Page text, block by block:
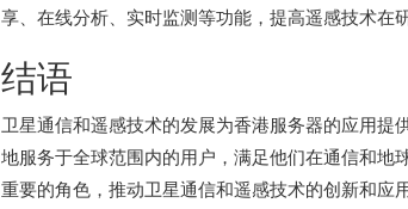
享、在线分析、实时监测等功能，提高遥感技术在
结语
卫星通信和遥感技术的发展为香港服务器的应用
地服务于全球范围内的用户，满足他们在通信和
重要的角色，推动卫星通信和遥感技术的创新和应用